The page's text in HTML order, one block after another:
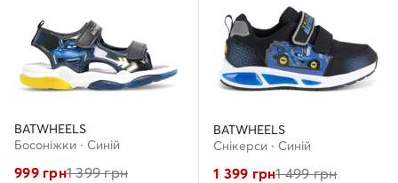
BATWHEELS
Босоніжки · Cиній
999грн1 399грн
BATWHEELS
Снікерcи · Cиній
1 399 грн1 499грн